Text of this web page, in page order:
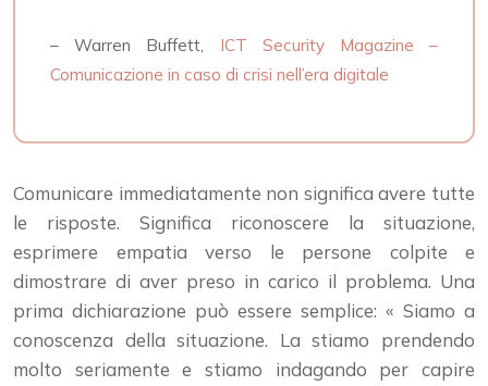
– Warren Buffett, ICT Security Magazine –
Comunicazione in caso di crisi nell’era digitale
Comunicare immediatamente non significa avere tutte
le risposte. Significa riconoscere la situazione,
esprimere empatia verso le persone colpite e
dimostrare di aver preso in carico il problema. Una
prima dichiarazione può essere semplice: « Siamo a
conoscenza della situazione. La stiamo prendendo
molto seriamente e stiamo indagando per capire